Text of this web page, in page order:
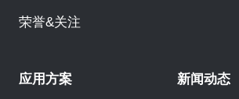
荣誉&关注
应用方案 新闻动态